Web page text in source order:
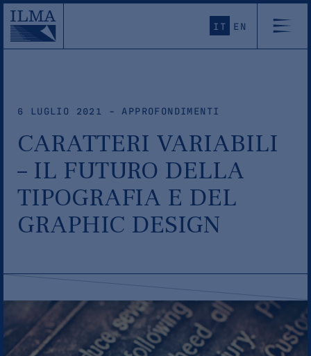
IT EN
6 LUGLIO 2021 - APPROFONDIMENTI
CARATTERI VARIABILI
– IL FUTURO DELLA
TIPOGRAFIA E DEL
GRAPHIC DESIGN